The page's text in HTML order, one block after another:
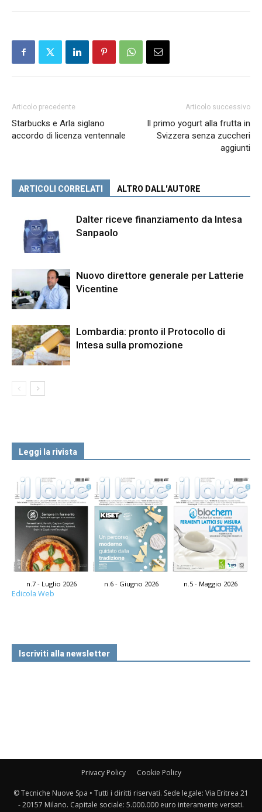
Articolo precedente
Starbucks e Arla siglano
accordo di licenza ventennale
Articolo successivo
Il primo yogurt alla frutta in
Svizzera senza zuccheri
aggiunti
ARTICOLI CORRELATI ALTRO DALL'AUTORE
Dalter riceve finanziamento da Intesa
Sanpaolo
Nuovo direttore generale per Latterie
Vicentine
Lombardia: pronto il Protocollo di
Intesa sulla promozione
Leggi la rivista
n.7 - Luglio 2026 n.6 - Giugno 2026 n.5 - Maggio 2026
Edicola Web
Iscriviti alla newsletter
Privacy Policy Cookie Policy
© Tecniche Nuove Spa • Tutti i diritti riservati. Sede legale: Via Eritrea 21
- 20157 Milano. Capitale sociale: 5.000.000 euro interamente versati.